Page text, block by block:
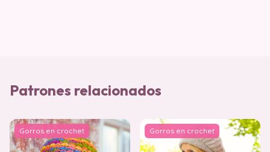
Patrones relacionados
Gorros en crochet Gorros en crochet